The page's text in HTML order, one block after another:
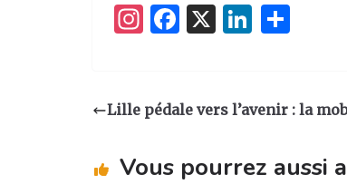
I
a
ra
F
e
o
X
Li
e
n
g
Lille pédale vers l’avenir : la
Vous pourrez aussi